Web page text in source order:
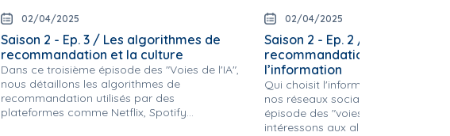
02/04/2025
Saison 2 - Ep. 3 / Les algorithmes de
recommandation et la culture
Dans ce troisième épisode des "Voies de l'IA",
nous détaillons les algorithmes de
recommandation utilisés par des
plateformes comme Netflix, Spotify...
02/04/2025
Saison 2 - Ep. 2 / Les
recommandation dans le
l’information
Qui choisit l'information que nous
nos réseaux sociaux ? Dans ce
épisode des "voies de l'IA", nous
intéressons aux algorithmes...